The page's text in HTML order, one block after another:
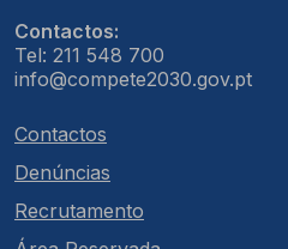
Contactos:
Tel: 211 548 700
info@compete2030.gov.pt
Contactos
Denúncias
Recrutamento